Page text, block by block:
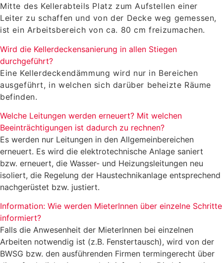
Mitte des Kellerabteils Platz zum Aufstellen einer
Leiter zu schaffen und von der Decke weg gemessen,
ist ein Arbeitsbereich von ca. 80 cm freizumachen.
Wird die Kellerdeckensanierung in allen Stiegen
durchgeführt?
Eine Kellerdeckendämmung wird nur in Bereichen
ausgeführt, in welchen sich darüber beheizte Räume
befinden.
Welche Leitungen werden erneuert? Mit welchen
Beeinträchtigungen ist dadurch zu rechnen?
Es werden nur Leitungen in den Allgemeinbereichen
erneuert. Es wird die elektrotechnische Anlage saniert
bzw. erneuert, die Wasser- und Heizungsleitungen neu
isoliert, die Regelung der Haustechnikanlage entsprechend
nachgerüstet bzw. justiert.
Information: Wie werden MieterInnen über einzelne Schritte
informiert?
Falls die Anwesenheit der MieterInnen bei einzelnen
Arbeiten notwendig ist (z.B. Fenstertausch), wird von der
BWSG bzw. den ausführenden Firmen termingerecht über